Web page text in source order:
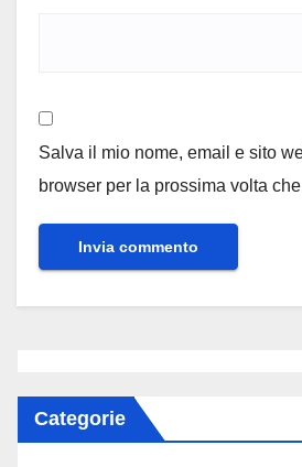
Salva il mio nome, email e sito
browser per la prossima volta
Categorie